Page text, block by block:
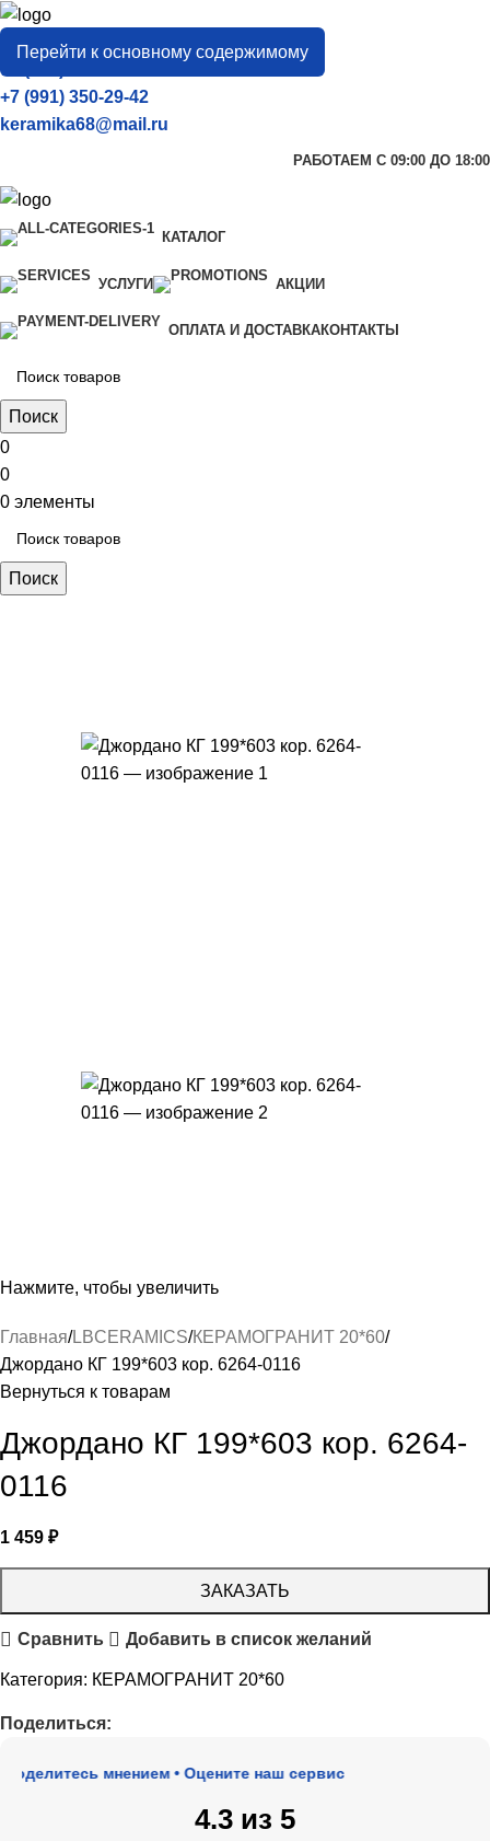
Перейти к основному содержимому
город
Тамбов
+7 (906) 657-33-54
+7 (991) 350-29-42
keramika68@mail.ru
РАБОТАЕМ С 09:00 ДО 18:00
КАТАЛОГ
УСЛУГИ АКЦИИ
ОПЛАТА И ДОСТАВКАКОНТАКТЫ
Поиск
0
0
0 элементы
Поиск
Нажмите, чтобы увеличить
Главная LBCERAMICS КЕРАМОГРАНИТ 20*60
Джордано КГ 199*603 кор. 6264-0116
Вернуться к товарам
Джордано КГ 199*603 кор. 6264-
0116
1 459 ₽
ЗАКАЗАТЬ
Сравнить Добавить в список желаний
Категория: КЕРАМОГРАНИТ 20*60
Поделиться:
мнением • Оцените наш сервис
4.3 из 5